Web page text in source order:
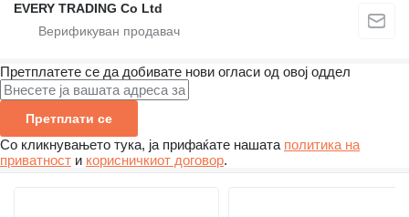
EVERY TRADING Co Ltd
Претплатете се да добивате нови огласи од овој оддел
Претплати се
Со кликнувањето тука, ја прифаќате нашата политика на
приватност и корисничкиот договор.